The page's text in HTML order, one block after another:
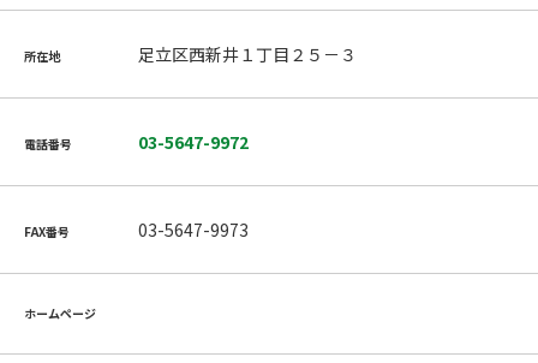
所在地 足立区西新井１丁目２５－３
電話番号 03-5647-9972
FAX番号 03-5647-9973
ホームページ